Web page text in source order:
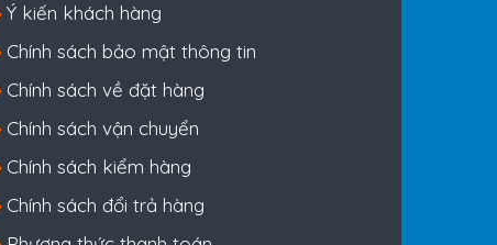
Ý kiến khách hàng
Chính sách bảo mật thông tin
Chính sách về đặt hàng
Chính sách vận chuyển
Chính sách kiểm hàng
Chính sách đổi trả hàng